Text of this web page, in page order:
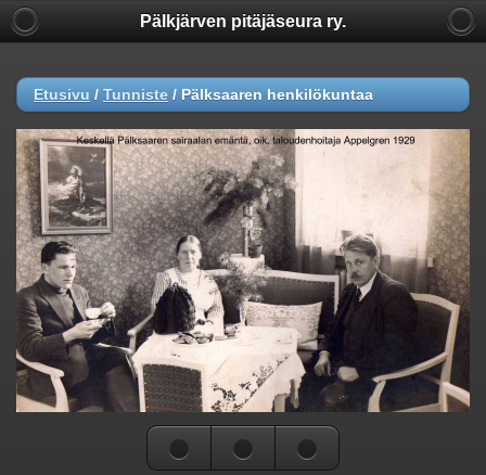
Pälkjärven pitäjäseura ry.
Etusivu / Tunniste / Pälksaaren henkilökuntaa